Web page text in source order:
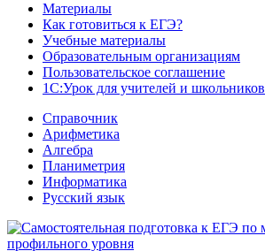
Материалы
Как готовиться к ЕГЭ?
Учебные материалы
Образовательным организациям
Пользовательское соглашение
1С:Урок для учителей и школьников
Справочник
Арифметика
Алгебра
Планиметрия
Информатика
Русский язык